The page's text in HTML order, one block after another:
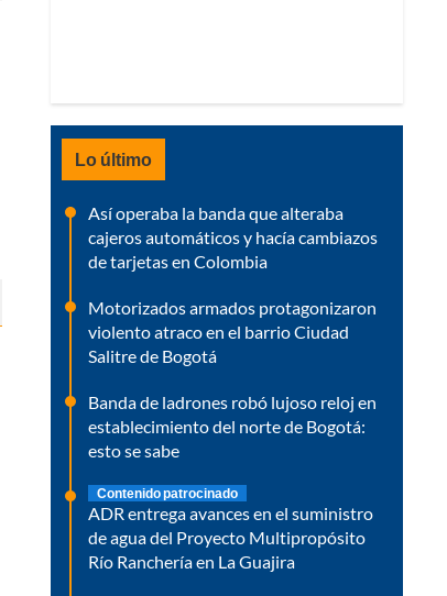
Lo último
Así operaba la banda que alteraba
cajeros automáticos y hacía cambiazos
de tarjetas en Colombia
Motorizados armados protagonizaron
violento atraco en el barrio Ciudad
Salitre de Bogotá
Banda de ladrones robó lujoso reloj en
establecimiento del norte de Bogotá:
esto se sabe
Contenido patrocinado
ADR entrega avances en el suministro
de agua del Proyecto Multipropósito
Río Ranchería en La Guajira